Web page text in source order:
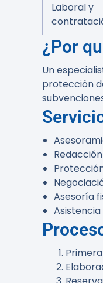
Laboral y
¿Por
Un
protección
Asesoría